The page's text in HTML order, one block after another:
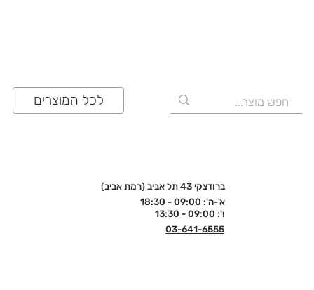
לכל המוצרים
ברודצקי 43 תל אביב (רמת אביב)
א'-ה': 09:00 - 18:30
ו': 09:00 - 13:30
03-641-6555